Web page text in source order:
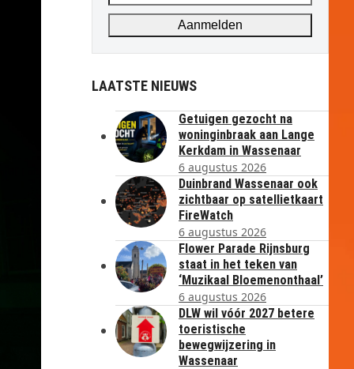
address
Aanmelden
LAATSTE NIEUWS
Getuigen gezocht na
woninginbraak aan Lange
Kerkdam in Wassenaar
6 augustus 2026
Duinbrand Wassenaar ook
zichtbaar op satellietkaart
FireWatch
6 augustus 2026
Flower Parade Rijnsburg
staat in het teken van
‘Muzikaal Bloemenonthaal’
6 augustus 2026
DLW wil vóór 2027 betere
toeristische
bewegwijzering in
Wassenaar